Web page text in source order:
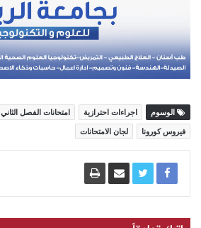
الوسوم اجراءات احترازية امتحانات الفصل الثاني
فيروس كورونا لجان الامتحانات